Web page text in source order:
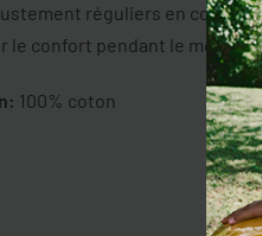
réguliers en coton
le confort pendant le
100% coton